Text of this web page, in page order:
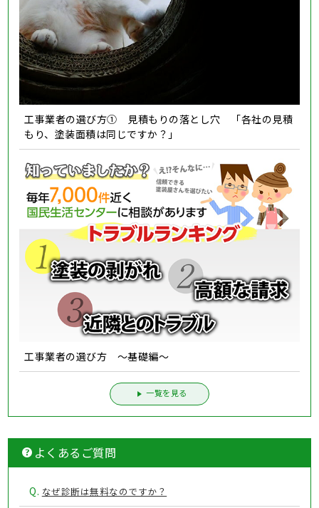
工事業者の選び方① 見積もりの落とし穴 「各社の見積
もり、塗装面積は同じですか？」
工事業者の選び方 ～基礎編～
一覧を見る
よくあるご質問
Q. なぜ診断は無料なのですか？